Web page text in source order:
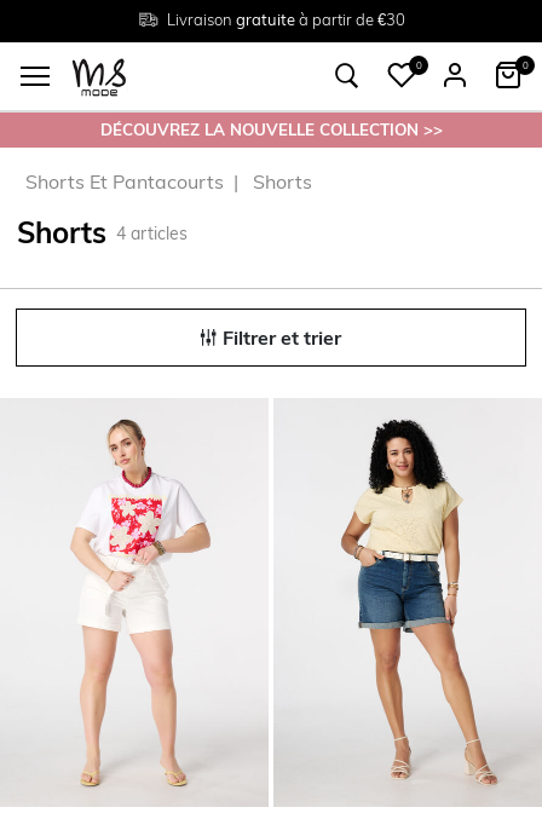
Livraison gratuiteà partir de €30
Tailles du38 au 54
Retourgratuit en magasin
0 0
DÉCOUVREZ LA NOUVELLE COLLECTION >>
Shorts Et Pantacourts Shorts
Shorts 4 articles
Filtrer et trier